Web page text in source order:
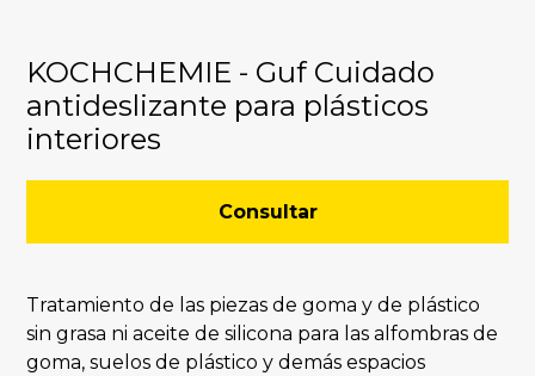
KOCHCHEMIE - Guf Cuidado
antideslizante para plásticos
interiores
Consultar
Tratamiento de las piezas de goma y de plástico
sin grasa ni aceite de silicona para las alfombras de
goma, suelos de plástico y demás espacios